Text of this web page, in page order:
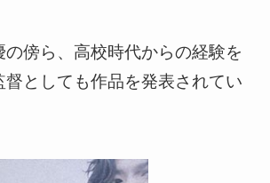
の傍ら、高校時代からの経験を
督としても作品を発表されてい